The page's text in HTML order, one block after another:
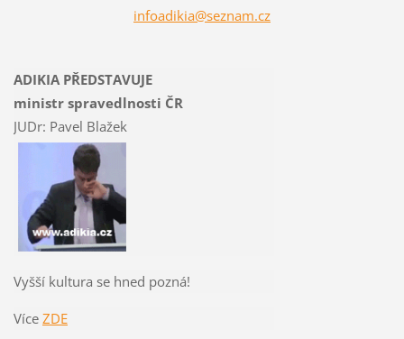
infoadikia@seznam.cz
ADIKIA PŘEDSTAVUJE
ministr spravedlnosti ČR
JUDr: Pavel Blažek
Vyšší kultura se hned pozná!
Více ZDE